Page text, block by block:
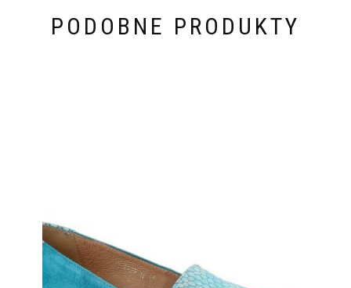
PODOBNE PRODUKTY